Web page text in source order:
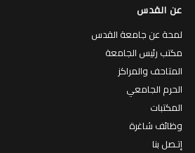
عن القدس
لمحة عن جامعة القدس
مكتب رئيس الجامعة
المتاحف والمراكز
الحرم الجامعي
المكتبات
وظائف شاغرة
إتـصل بنا